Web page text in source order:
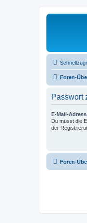
Foren-
Passwort
E-Mail-
Du musst die
der
Foren-